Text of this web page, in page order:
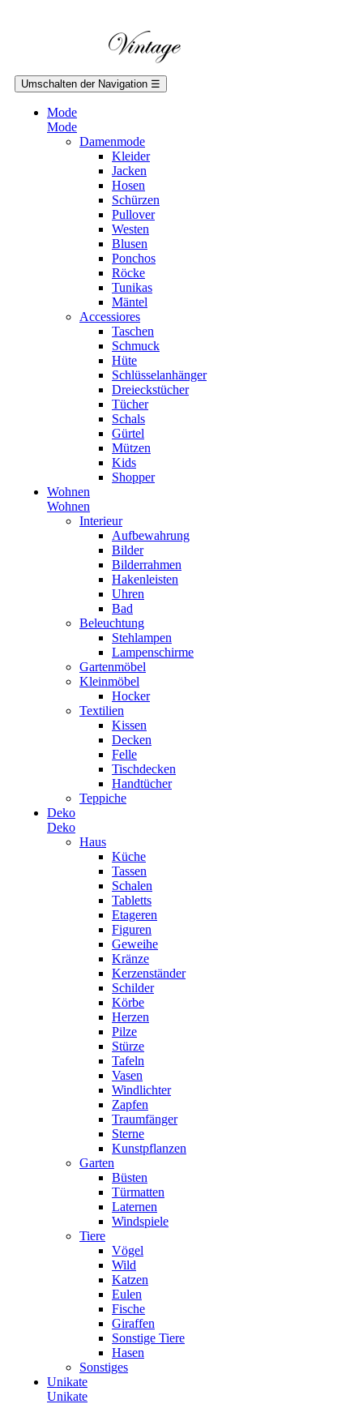
Umschalten der Navigation ☰
Mode
Mode
Damenmode
Kleider
Jacken
Hosen
Schürzen
Pullover
Westen
Blusen
Ponchos
Röcke
Tunikas
Mäntel
Accessiores
Taschen
Schmuck
Hüte
Schlüsselanhänger
Dreieckstücher
Tücher
Schals
Gürtel
Mützen
Kids
Shopper
Wohnen
Wohnen
Interieur
Aufbewahrung
Bilder
Bilderrahmen
Hakenleisten
Uhren
Bad
Beleuchtung
Stehlampen
Lampenschirme
Gartenmöbel
Kleinmöbel
Hocker
Textilien
Kissen
Decken
Felle
Tischdecken
Handtücher
Teppiche
Deko
Deko
Haus
Küche
Tassen
Schalen
Tabletts
Etageren
Figuren
Geweihe
Kränze
Kerzenständer
Schilder
Körbe
Herzen
Pilze
Stürze
Tafeln
Vasen
Windlichter
Zapfen
Traumfänger
Sterne
Kunstpflanzen
Garten
Büsten
Türmatten
Laternen
Windspiele
Tiere
Vögel
Wild
Katzen
Eulen
Fische
Giraffen
Sonstige Tiere
Hasen
Sonstiges
Unikate
Unikate